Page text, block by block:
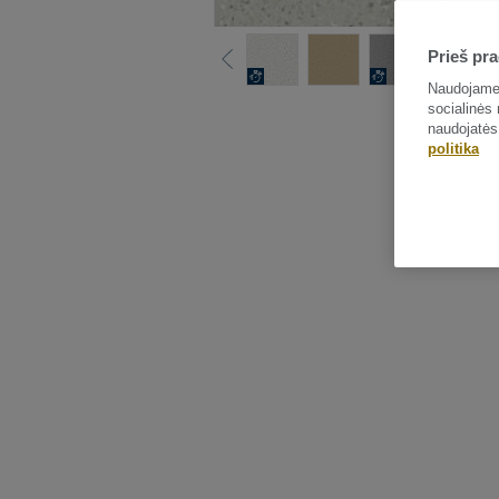
Prieš
socialinės
politika